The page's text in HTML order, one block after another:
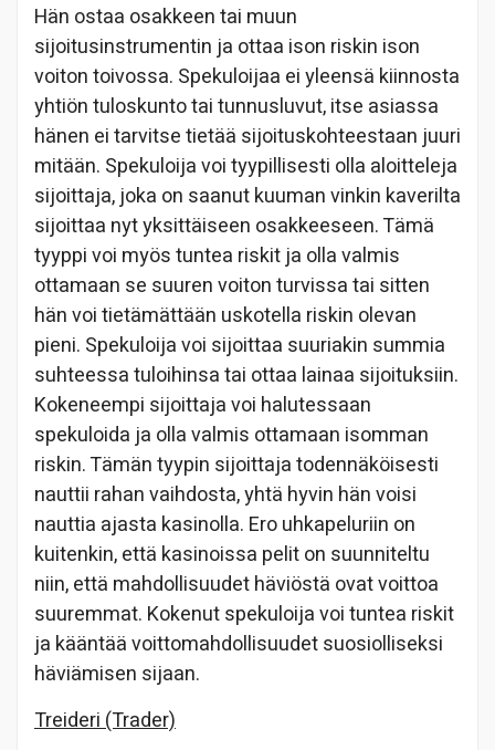
Hän ostaa osakkeen tai muun
sijoitusinstrumentin ja ottaa ison riskin ison
voiton toivossa. Spekuloijaa ei yleensä kiinnosta
yhtiön tuloskunto tai tunnusluvut, itse asiassa
hänen ei tarvitse tietää sijoituskohteestaan juuri
mitään. Spekuloija voi tyypillisesti olla aloitteleja
sijoittaja, joka on saanut kuuman vinkin kaverilta
sijoittaa nyt yksittäiseen osakkeeseen. Tämä
tyyppi voi myös tuntea riskit ja olla valmis
ottamaan se suuren voiton turvissa tai sitten
hän voi tietämättään uskotella riskin olevan
pieni. Spekuloija voi sijoittaa suuriakin summia
suhteessa tuloihinsa tai ottaa lainaa sijoituksiin.
Kokeneempi sijoittaja voi halutessaan
spekuloida ja olla valmis ottamaan isomman
riskin. Tämän tyypin sijoittaja todennäköisesti
nauttii rahan vaihdosta, yhtä hyvin hän voisi
nauttia ajasta kasinolla. Ero uhkapeluriin on
kuitenkin, että kasinoissa pelit on suunniteltu
niin, että mahdollisuudet häviöstä ovat voittoa
suuremmat. Kokenut spekuloija voi tuntea riskit
ja kääntää voittomahdollisuudet suosiolliseksi
häviämisen sijaan.
Treideri (Trader)